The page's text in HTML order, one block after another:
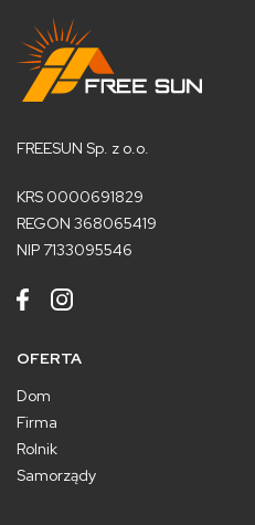
FREESUN Sp. z o.o.
KRS 0000691829
REGON 368065419
NIP 7133095546
OFERTA
Dom
Firma
Rolnik
Samorządy